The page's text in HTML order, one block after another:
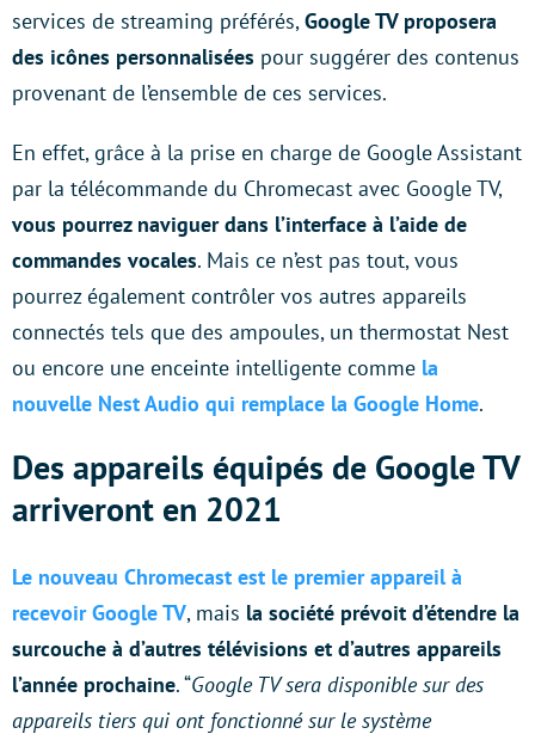
services de streaming préférés,Google TV proposera
des icônes personnalisées pour suggérer des contenus
provenant de l’ensemble de ces services.
En effet, grâce à la prise en charge de Google Assistant
par la télécommande du Chromecast avec Google TV,
vous pourrez naviguer dans l’interface à l’aide de
commandes vocales. Mais ce n’est pas tout, vous
pourrez également contrôler vos autres appareils
connectés tels que des ampoules, un thermostat Nest
ou encore une enceinte intelligente comme la
nouvelle Nest Audio qui remplace la Google Home.
Des appareils équipés de Google TV
arriveront en 2021
Le nouveau Chromecast est le premier appareil à
recevoir Google TV, mais la société prévoit d’étendre la
surcouche à d’autres télévisions et d’autres appareils
l’année prochaine. “Google TV sera disponible sur des
appareils tiers qui ont fonctionné sur le système